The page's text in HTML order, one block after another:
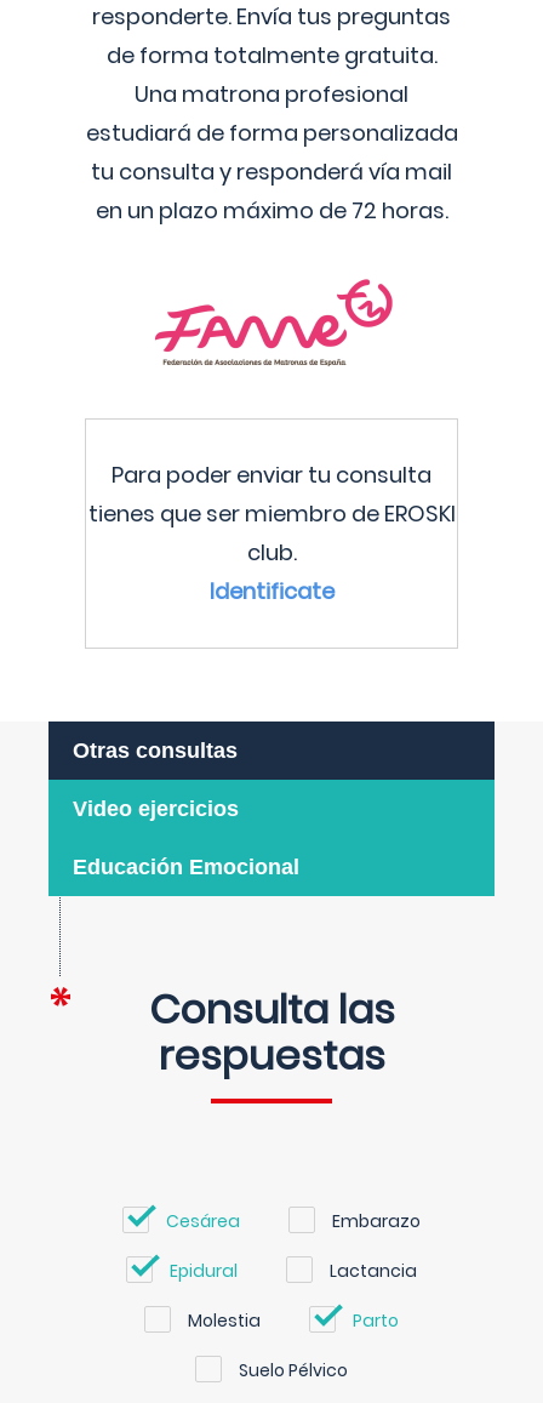
responderte. Envía tus preguntas
de forma totalmente gratuita.
Una matrona profesional
estudiará de forma personalizada
tu consulta y responderá vía mail
en un plazo máximo de 72 horas.
Para poder enviar tu consulta
tienes que ser miembro de EROSKI
club.
Identificate
Otras consultas
Video ejercicios
Educación Emocional
Consulta las
respuestas
Cesárea Embarazo
Epidural Lactancia
Molestia Parto
Suelo Pélvico